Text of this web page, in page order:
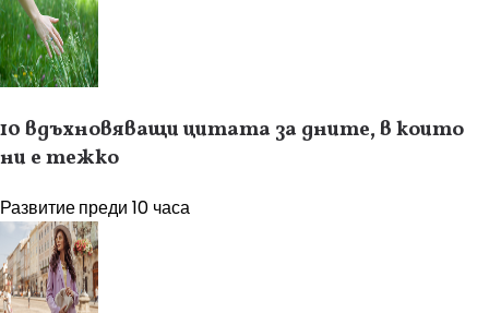
10 вдъхновяващи цитата за дните, в които
ни е тежко
Развитиепреди 10 часа